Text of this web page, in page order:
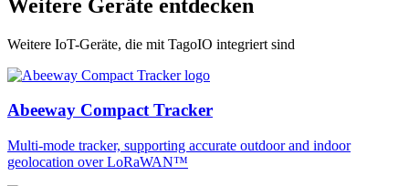
Weitere Geräte entdecken
Weitere IoT-Geräte, die mit TagoIO integriert sind
Abeeway Compact Tracker
Multi-mode tracker, supporting accurate outdoor and indoor
geolocation over LoRaWAN™